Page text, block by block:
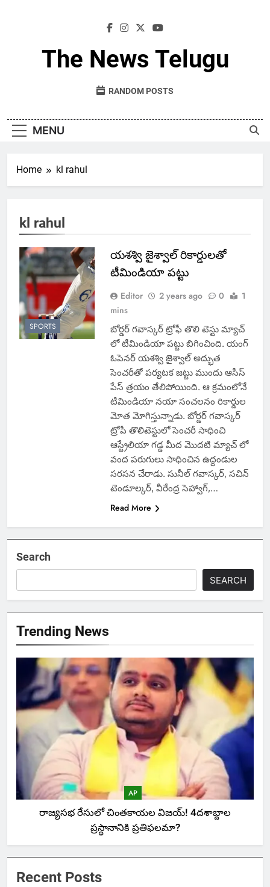
The News Telugu
RANDOM POSTS
MENU
Home kl rahul
kl rahul
SPORTS
యశశ్వి జైశ్వాల్ రికార్డులతో
టీమిండియా పట్టు
Editor 2 years ago 0
1
mins
బోర్డర్ గవాస్కర్ ట్రోఫీ తొలి టెస్టు మ్యాచ్
లో టీమిండియా పట్టు బిగించింది. యంగ్
ఓపెనర్ యశశ్వి జైశ్వాల్ అద్భుత
సెంచరీతో పర్యటక జట్టు ముందు ఆసీస్
పేస్ త్రయం తేలిపోయింది. ఆ క్రమంలోనే
టీమిండియా నయా సంచలనం రికార్డుల
మోత మోగిస్తున్నాడు. బోర్డర్ గవాస్కర్
ట్రోపీ తొలిటెస్టులో సెంచరీ సాధించి
ఆస్ట్రేలియా గడ్డ మీద మొదటి మ్యాచ్ లో
వంద పరుగులు సాధించిన ఉద్దండుల
సరసన చేరాడు. సునీల్ గవాస్కర్, సచిన్
టెండూల్కర్, వీరేంద్ర సెహ్వాగ్,…
Read More
Search
SEARCH
Trending News
AP
రాజ్యసభ రేసులో చింతకాయల విజయ్‌! 4దశాబ్దాల
ప్రస్థానానికి ప్రతిఫలమా?
Recent Posts